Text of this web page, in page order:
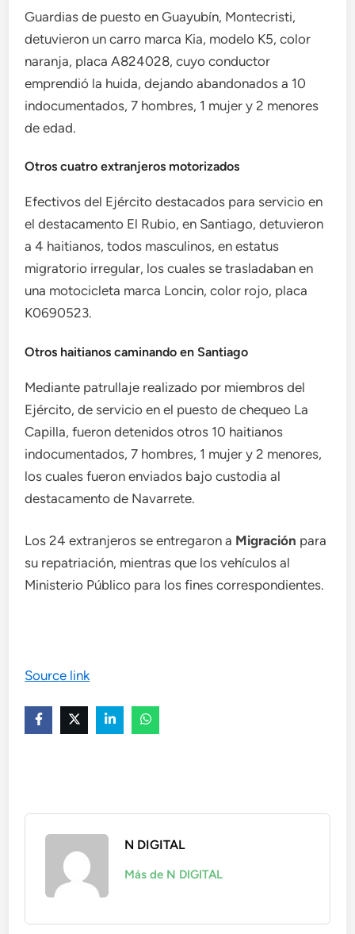
Guardias de puesto en Guayubín, Montecristi,
detuvieron un carro marca Kia, modelo K5, color
naranja, placa A824028, cuyo conductor
emprendió la huida, dejando abandonados a 10
indocumentados, 7 hombres, 1 mujer y 2 menores
de edad.
Otros cuatro extranjeros motorizados
Efectivos del Ejército destacados para servicio en
el destacamento El Rubio, en Santiago, detuvieron
a 4 haitianos, todos masculinos, en estatus
migratorio irregular, los cuales se trasladaban en
una motocicleta marca Loncin, color rojo, placa
K0690523.
Otros haitianos caminando en Santiago
Mediante patrullaje realizado por miembros del
Ejército, de servicio en el puesto de chequeo La
Capilla, fueron detenidos otros 10 haitianos
indocumentados, 7 hombres, 1 mujer y 2 menores,
los cuales fueron enviados bajo custodia al
destacamento de Navarrete.
Los 24 extranjeros se entregaron a Migración para
su repatriación, mientras que los vehículos al
Ministerio Público para los fines correspondientes.
Source link
N DIGITAL
Más de N DIGITAL